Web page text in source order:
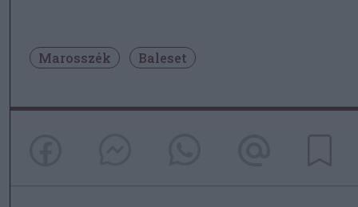
Marosszék Baleset